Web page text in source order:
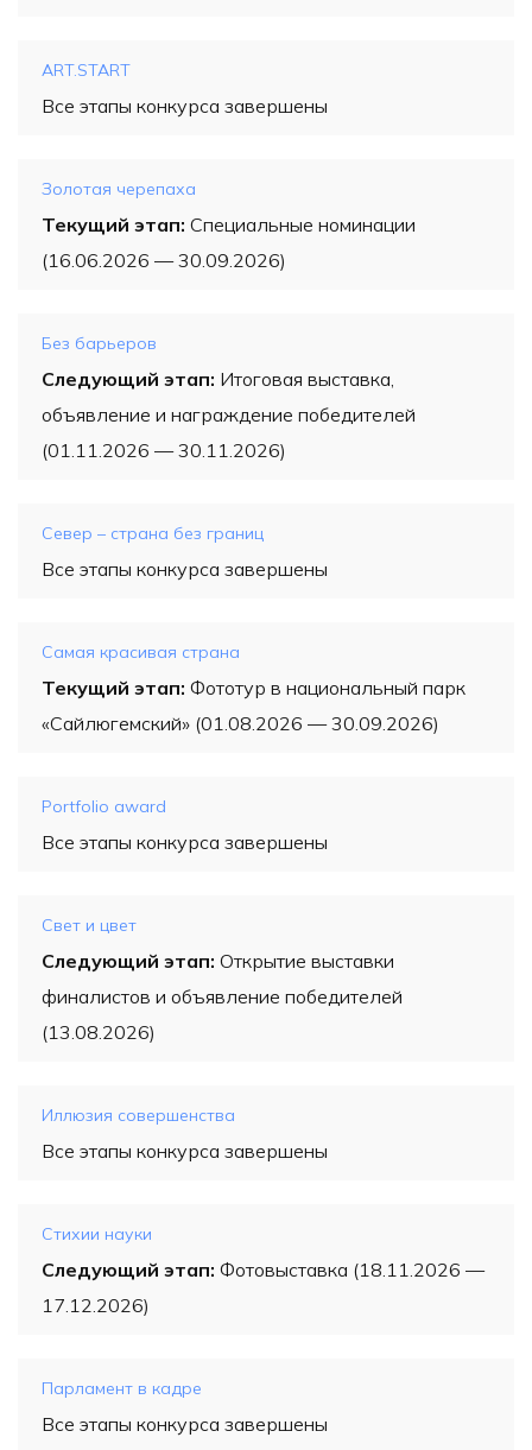
ART.START
Все этапы конкурса завершены
Золотая черепаха
Текущий этап: Специальные номинации
(16.06.2026 — 30.09.2026)
Без барьеров
Следующий этап: Итоговая выставка,
объявление и награждение победителей
(01.11.2026 — 30.11.2026)
Север – страна без границ
Все этапы конкурса завершены
Самая красивая страна
Текущий этап: Фототур в национальный парк
«Сайлюгемский» (01.08.2026 — 30.09.2026)
Рortfolio award
Все этапы конкурса завершены
Свет и цвет
Следующий этап: Открытие выставки
финалистов и объявление победителей
(13.08.2026)
Иллюзия совершенства
Все этапы конкурса завершены
Стихии науки
Следующий этап: Фотовыставка (18.11.2026 —
17.12.2026)
Парламент в кадре
Все этапы конкурса завершены